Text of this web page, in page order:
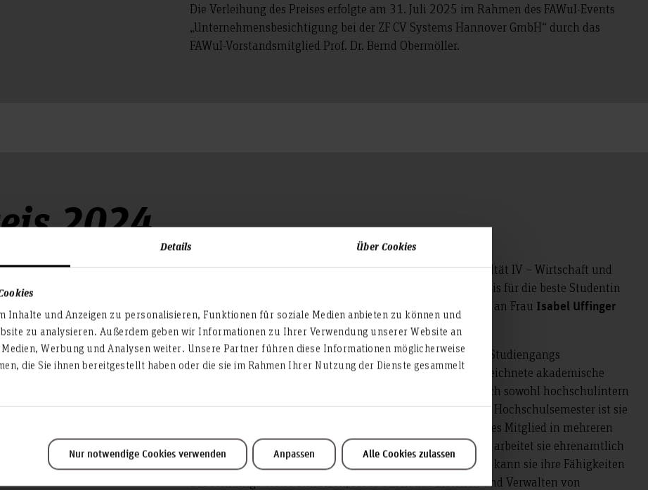
Details Über Cookies
Inhalte und Anzeigen zu personalisieren, Funktionen für soziale Medien anbieten zu können und
zu analysieren. Außerdem geben wir Informationen zu Ihrer Verwendung unserer Website an
Werbung und Analysen weiter. Unsere Partner führen diese Informationen möglicherweise
die Sie ihnen bereitgestellt haben oder die sie im Rahmen Ihrer Nutzung der Dienste gesammelt
Nur notwendige Cookies verwenden Anpassen Alle Cookies zulassen
Die Verleihung des Preises erfolgte am 31. Juli 2025 im Rahmen des FAWuI-Events
„Unternehmensbesichtigung bei der ZF CV Systems Hannover GmbH“ durch das
FAWuI-Vorstandsmitglied Prof. Dr. Bernd Obermöller.
2024
Die Fördergemeinschaft und Alumni-Vereinigung der Fakultät IV – Wirtschaft und
Informatik – FAWuI e.V. hat den mit 500 Euro dotierten Preis für die beste Studentin
bzw. den besten Studenten der Fakultät IV des Jahres 2024 an Frau Isabel Uffinger
vergeben.
Frau Uffinger studiert derzeit im 4. Semester des Bachelor-Studiengangs
„Angewandte Informatik“. Im Studium erbringt sie ausgezeichnete akademische
Leistungen und engagiert sich darüber hinaus ehrenamtlich sowohl hochschulintern
als auch in der Kinder- und Jugendarbeit. Seit ihrem ersten Hochschulsemester ist sie
im Fachschaftsrat Informatik aktiv und ist derzeit gewähltes Mitglied in mehreren
Gremien. Neben ihrem hochschulpolitischem Engagement arbeitet sie ehrenamtlich
in einem Verein der offenen Kinder- und Jugendarbeit. Hier kann sie ihre Fähigkeiten
auf vielfältige Weise einsetzen, sei es durch das Erstellen und Verwalten von